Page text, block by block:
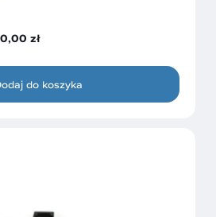
zł
do koszyka